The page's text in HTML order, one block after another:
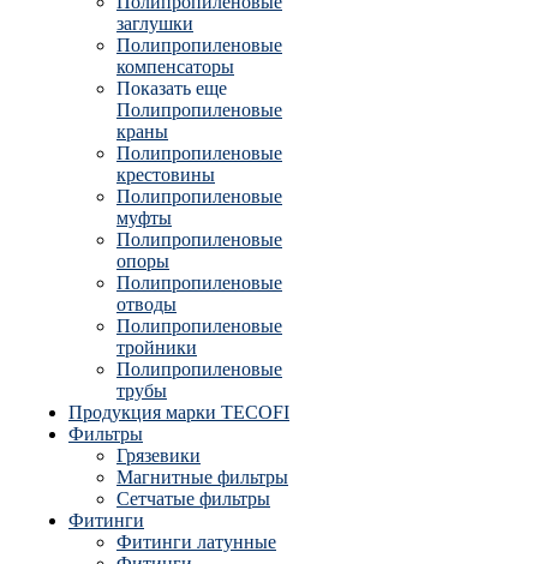
заглушки
Полипропиленовые
компенсаторы
Показать еще
Полипропиленовые
краны
Полипропиленовые
крестовины
Полипропиленовые
муфты
Полипропиленовые
опоры
Полипропиленовые
отводы
Полипропиленовые
тройники
Полипропиленовые
трубы
Продукция марки TECOFI
Фильтры
Грязевики
Магнитные фильтры
Сетчатые фильтры
Фитинги
Фитинги латунные